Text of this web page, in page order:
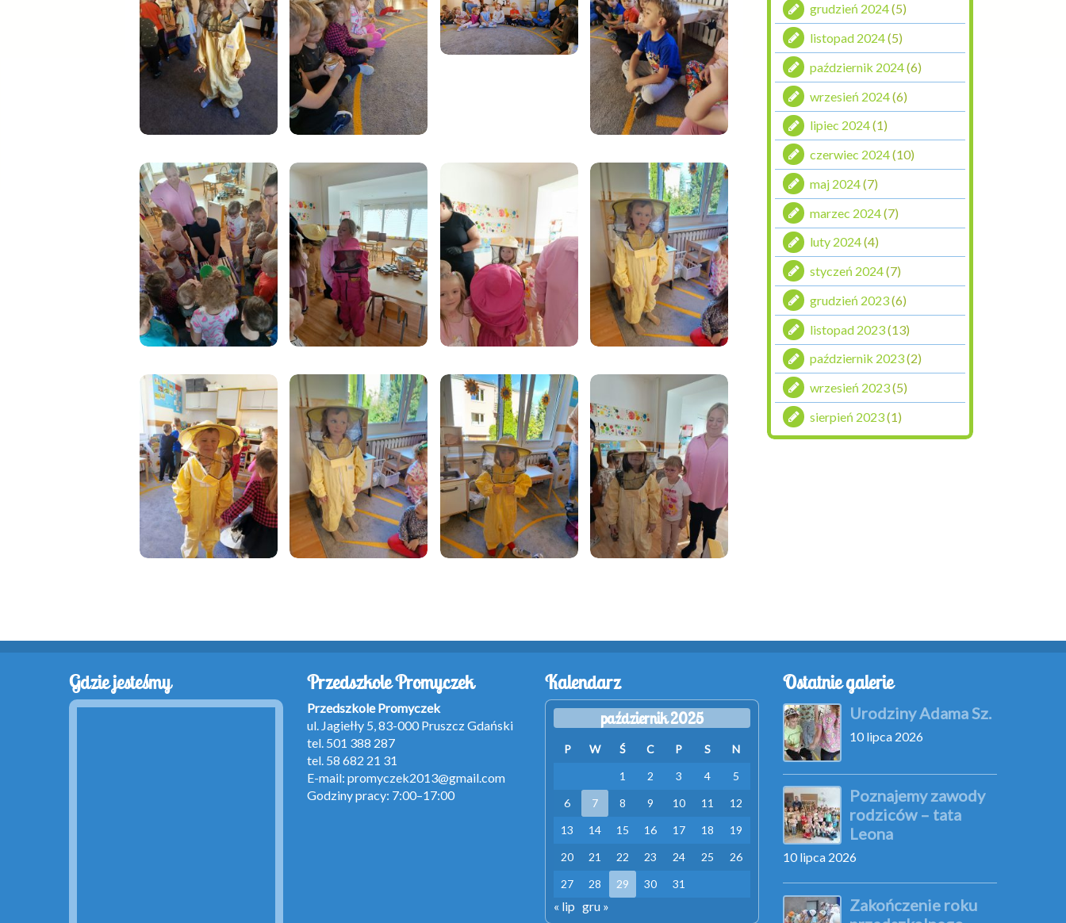
grudzień 2024(5)
listopad 2024(5)
październik 2024(6)
wrzesień 2024(6)
lipiec 2024(1)
czerwiec 2024(10)
maj 2024(7)
marzec 2024(7)
luty 2024(4)
styczeń 2024(7)
grudzień 2023(6)
listopad 2023(13)
październik 2023(2)
wrzesień 2023(5)
sierpień 2023(1)
Gdzie jesteśmy Przedszkole Promyczek
Przedszkole Promyczek
ul. Jagiełły 5, 83-000 Pruszcz Gdański
tel. 501 388 287
tel. 58 682 21 31
E-mail: promyczek2013@gmail.com
Godziny pracy: 7:00–17:00
Kalendarz
październik 2025
P W Ś C P S
N
1
2 3 4
5
6
7 8 9 10 11
12
13
14 15 16 17 18
19
20
21 22 23 24 25
26
27
28 29 30 31
« lip gru »
Ostatnie galerie
Urodziny Adama Sz.
10 lipca 2026
Poznajemy zawody
rodziców – tata
Leona
10 lipca 2026
Zakończenie roku